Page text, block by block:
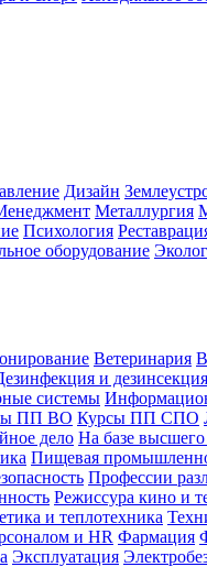
Дизайн
Металлургия
Психология
оборудование
Ветеринария
и дезинсекция
системы
ПП ВО Курсы ПП СПО
дело На базе высшего
Пищевая
Профессии
Режиссура кино и
и теплотехника
и HR Фармация
Эксплуатация